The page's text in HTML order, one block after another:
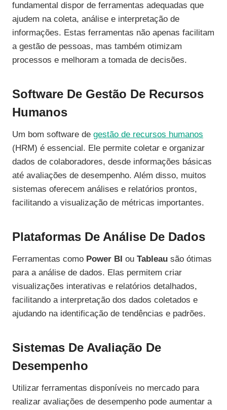
fundamental dispor de ferramentas adequadas que
ajudem na coleta, análise e interpretação de
informações. Estas ferramentas não apenas facilitam
a gestão de pessoas, mas também otimizam
processos e melhoram a tomada de decisões.
Software De Gestão De Recursos
Humanos
Um bom software de gestão de recursos humanos
(HRM) é essencial. Ele permite coletar e organizar
dados de colaboradores, desde informações básicas
até avaliações de desempenho. Além disso, muitos
sistemas oferecem análises e relatórios prontos,
facilitando a visualização de métricas importantes.
Plataformas De Análise De Dados
Ferramentas como Power BI ou Tableau são ótimas
para a análise de dados. Elas permitem criar
visualizações interativas e relatórios detalhados,
facilitando a interpretação dos dados coletados e
ajudando na identificação de tendências e padrões.
Sistemas De Avaliação De
Desempenho
Utilizar ferramentas disponíveis no mercado para
realizar avaliações de desempenho pode aumentar a